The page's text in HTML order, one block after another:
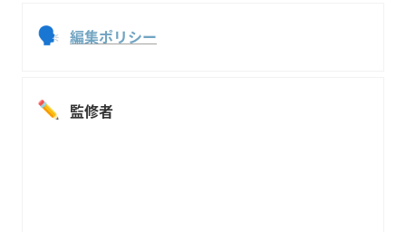
🗣 編集ポリシー
✏️ 監修者